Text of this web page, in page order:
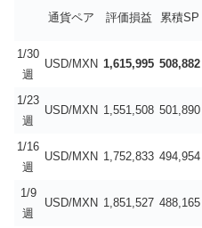
通貨ペア 評価損益 累積SP
1/30
週
USD/MXN 1,615,995 508,882
1/23
週
USD/MXN 1,551,508 501,890
1/16
週
USD/MXN 1,752,833 494,954
1/9
週
USD/MXN 1,851,527 488,165